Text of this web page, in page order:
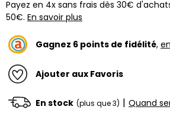
Payez en 4x sans frais dès 30€
50€. En savoir plus
Gagnez 6 points de fidélité,
Ajouter aux Favoris
En stock (plus que 3) | Quand